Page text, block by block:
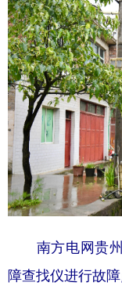
Русский
Deutsch
南方电网贵州
障查找仪进行故